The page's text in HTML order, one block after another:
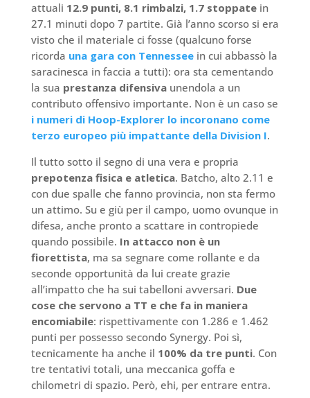
attuali 12.9 punti, 8.1 rimbalzi, 1.7 stoppatein
27.1 minuti dopo 7 partite. Già l’anno scorso si era
visto che il materiale ci fosse (qualcuno forse
ricorda una gara con Tennesseein cui abbassò la
saracinesca in faccia a tutti): ora sta cementando
la sua prestanza difensivaunendola a un
contributo offensivo importante. Non è un caso se
i numeri di Hoop-Explorer lo incoronano come
terzo europeo più impattante della Division I.
Il tutto sotto il segno di una vera e propria
prepotenza fisica e atletica. Batcho, alto 2.11 e
con due spalle che fanno provincia, non sta fermo
un attimo. Su e giù per il campo, uomo ovunque in
difesa, anche pronto a scattare in contropiede
quando possibile. In attacco non è un
fiorettista, ma sa segnare come rollante e da
seconde opportunità da lui create grazie
all’impatto che ha sui tabelloni avversari. Due
cose che servono a TT e che fa in maniera
encomiabile: rispettivamente con 1.286 e 1.462
punti per possesso secondo Synergy. Poi sì,
tecnicamente ha anche il 100% da tre punti. Con
tre tentativi totali, una meccanica goffa e
chilometri di spazio. Però, ehi, per entrare entra.